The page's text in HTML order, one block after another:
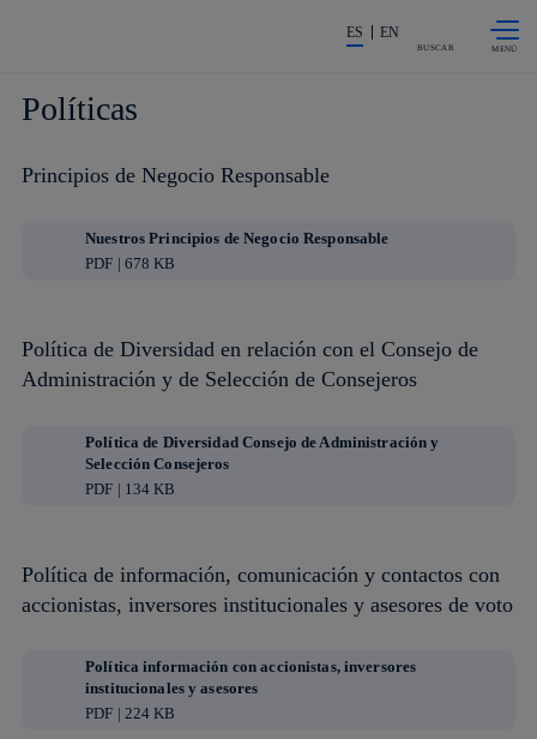
La acción en accionistas e
ES EN
BUSCAR
Políticas
Principios de Negocio Responsable
Nuestros Principios de Negocio Responsable
PDF | 678 KB
Política de Diversidad en relación con el Consejo de
Administración y de Selección de Consejeros
Política de Diversidad Consejo de Administración y
Selección Consejeros
PDF | 134 KB
Política de información, comunicación y contactos con
accionistas, inversores institucionales y asesores de voto
Política información con accionistas, inversores
institucionales y asesores
PDF | 224 KB